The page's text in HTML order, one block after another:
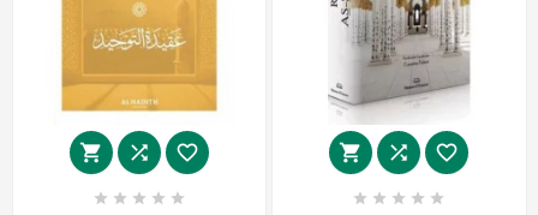
  
    
  
    